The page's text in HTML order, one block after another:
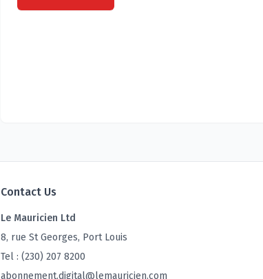
Contact Us
Le Mauricien Ltd
8, rue St Georges, Port Louis
Tel : (230) 207 8200
abonnement.digital@lemauricien.com